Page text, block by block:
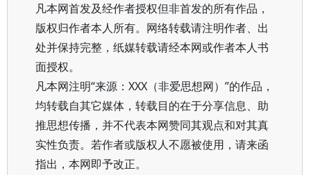
凡本网首发及经作者授权但非首发的所有作品，
版权归作者本人所有。网络转载请注明作者、出
处并保持完整，纸媒转载请经本网或作者本人书
面授权。
凡本网注明“来源：XXX（非爱思想网）”的作品，
均转载自其它媒体，转载目的在于分享信息、助
推思想传播，并不代表本网赞同其观点和对其真
实性负责。若作者或版权人不愿被使用，请来函
指出，本网即予改正。